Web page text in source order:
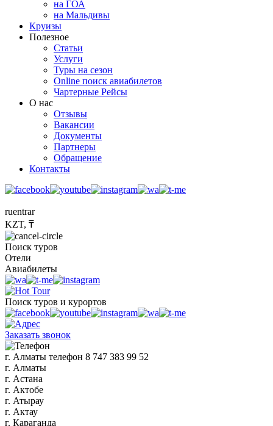
на ГОА
на Мальдивы
Круизы
Полезное
Статьи
Услуги
Туры на сезон
Online поиск авиабилетов
Чартерные Рейсы
О нас
Отзывы
Вакансии
Документы
Партнеры
Обращение
Контакты
ruentrar
KZT, ₸
Поиск туров
Отели
Авиабилеты
Поиск туров и курортов
Заказать звонок
г. Алматы телефон 8 747 383 99 52
г. Алматы
г. Астана
г. Актобе
г. Атырау
г. Актау
г. Караганда